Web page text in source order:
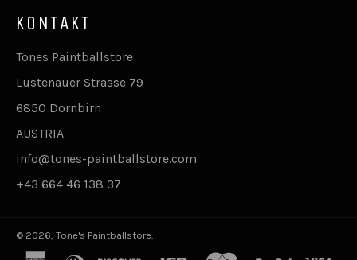
KONTAKT
Tones Paintballstore
Lustenauer Strasse 79
6850 Dornbirn
AUSTRIA
info@tones-paintballstore.com
+43 664 46 138 37
© 2026, Tone's Paintballstore